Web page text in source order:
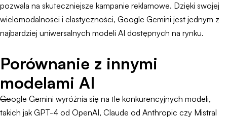
pozwala na skuteczniejsze kampanie reklamowe. Dzięki swojej
wielomodalności i elastyczności, Google Gemini jest jednym z
najbardziej uniwersalnych modeli AI dostępnych na rynku.
Porównanie z innymi
modelami AI
Google Gemini wyróżnia się na tle konkurencyjnych modeli,
takich jak GPT-4 od OpenAI, Claude od Anthropic czy Mistral